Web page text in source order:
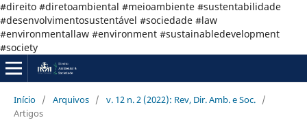
#direito #diretoambiental #meioambiente #sustentabilidade
#desenvolvimentosustentável #sociedade #law
#environmentallaw #environment #sustainabledevelopment
#society
Início / Arquivos / v. 12 n. 2 (2022): Rev, Dir. Amb. e Soc. /
Artigos